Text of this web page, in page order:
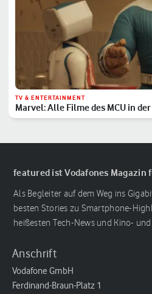
TV & ENTERTAINMENT
Marvel: Alle Filme des MCU in
Reihenfolge
featured ist Vodafones
Als Begleiter auf dem Weg ins
besten Stories zu Smartphone-
heißesten Tech-News und Kino-
Anschrift
Vodafone GmbH
Ferdinand-Braun-Platz 1